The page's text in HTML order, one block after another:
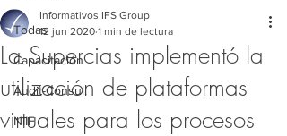
Todas
Capacitación
Audit-Consul.
NIIF
La Supercias implementó la
utilización de plataformas
virtuales para los procesos
Informativos IFS Group
12 jun 2020 1 min de lectura